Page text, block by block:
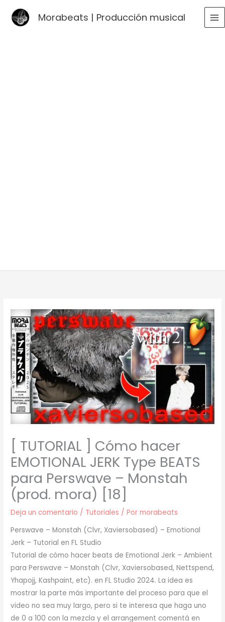
Morabeats | Producción musical
[ TUTORIAL ] Cómo hacer
EMOTIONAL JERK Type BEATS
para Perswave – Monstah
(prod. mora) [18]
Deja un comentario / Tutoriales / Pormorabeats
Perswave – Monstah (Clvr, Xaviersobased) – Emotional
Jerk – Tutorial en FL Studio
Tutorial de cómo hacer beats de Emotional Jerk – Ambient
para Perswave – Monstah (Clvr, Xaviersobased, Nettspend,
Yhapojj, Kashpaint, etc). en FL Studio 2024. La idea es
mostrar la parte más importante del proceso para que el
video no sea muy largo, pero si te interesa que haga uno
de 0 a 100 con la mezcla y el arrangement comentá en